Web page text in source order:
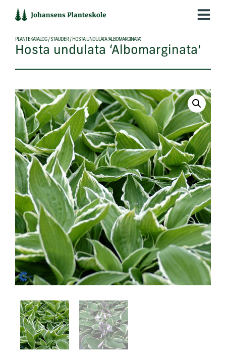
indholdet
PLANTEKATALOG/STAUDER/ HOSTA UNDULATA ‘ALBOMARGINATA’
Hosta undulata ‘Albomarginata’